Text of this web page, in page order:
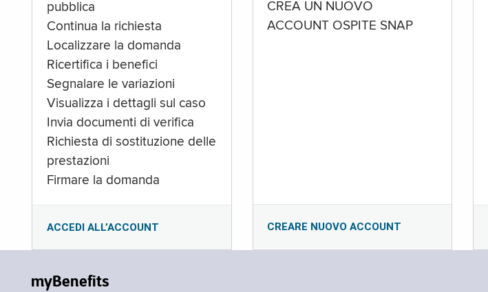
pubblica
Continua la richiesta
Localizzare la domanda
Ricertifica i benefici
Segnalare le variazioni
Visualizza i dettagli sul caso
Invia documenti di verifica
Richiesta di sostituzione delle
prestazioni
Firmare la domanda
ACCEDI ALL’ACCOUNT
CREA UN NUOVO
ACCOUNT OSPITE SNAP
CREARE NUOVO ACCOUNT
myBenefits